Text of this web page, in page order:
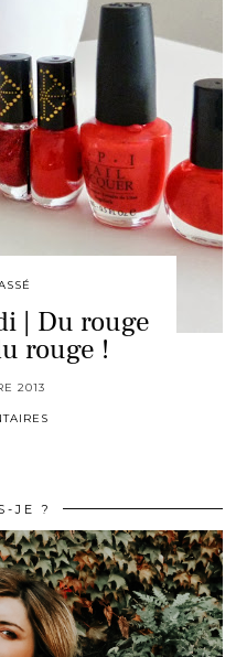
| Du rouge
rouge !
2013
JE ?